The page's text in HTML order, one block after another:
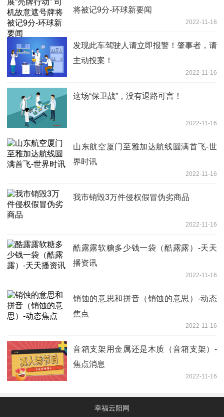
将被记9分-环球新要闻
2022-11-16
发现此车驾驶人请立即报警！肇事者，请
主动投案！
2022-11-16
这场“保卫战”，没有退路可言！
2022-11-16
山东航空厦门至雅加达航线圆满首飞-世
界时讯
2022-11-16
我市销毁3万件侵权假冒伪劣商品
2022-11-16
酷露露软糖多少钱一袋（酷露露）-天天
播资讯
2022-11-16
销蚀的意思和拼音（销蚀的意思）-动态
焦点
2022-11-16
音箱支架用金属还是木质（音箱支架）-
焦点消息
2022-11-16
幸福云阳网